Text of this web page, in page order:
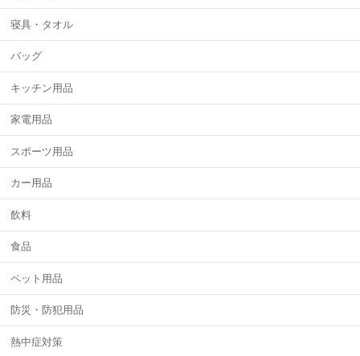
寝具・タオル
バッグ
キッチン用品
家電用品
スポーツ用品
カー用品
飲料
食品
ペット用品
防災・防犯用品
熱中症対策